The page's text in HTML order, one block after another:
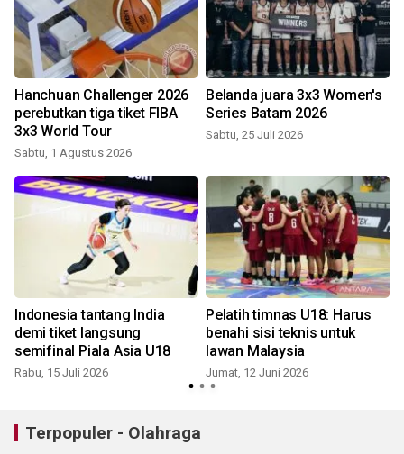
Hanchuan Challenger 2026
perebutkan tiga tiket FIBA
3x3 World Tour
Sabtu, 1 Agustus 2026
Belanda juara 3x3 Women's
Series Batam 2026
Sabtu, 25 Juli 2026
Indonesia tantang India
demi tiket langsung
semifinal Piala Asia U18
Rabu, 15 Juli 2026
Pelatih timnas U18: Harus
benahi sisi teknis untuk
lawan Malaysia
Jumat, 12 Juni 2026
Terpopuler - Olahraga